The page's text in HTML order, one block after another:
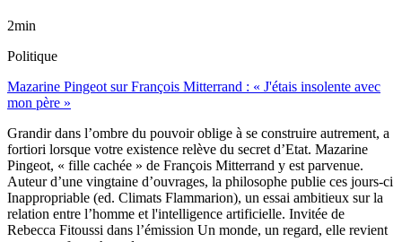
2min
Politique
Mazarine Pingeot sur François Mitterrand : « J'étais insolente avec
mon père »
Grandir dans l’ombre du pouvoir oblige à se construire autrement, a
fortiori lorsque votre existence relève du secret d’Etat. Mazarine
Pingeot, « fille cachée » de François Mitterrand y est parvenue.
Auteur d’une vingtaine d’ouvrages, la philosophe publie ces jours-ci
Inappropriable (ed. Climats Flammarion), un essai ambitieux sur la
relation entre l’homme et l'intelligence artificielle. Invitée de
Rebecca Fitoussi dans l’émission Un monde, un regard, elle revient